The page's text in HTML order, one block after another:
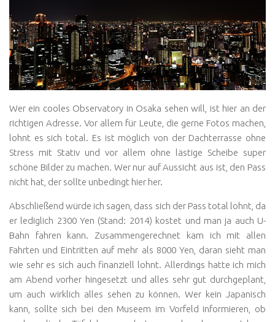
Wer ein cooles Observatory in Osaka sehen will, ist hier an der
richtigen Adresse. Vor allem für Leute, die gerne Fotos machen,
lohnt es sich total. Es ist möglich von der Dachterrasse ohne
Stress mit Stativ und vor allem ohne lästige Scheibe super
schöne Bilder zu machen. Wer nur auf Aussicht aus ist, den Pass
nicht hat, der sollte unbedingt hier her.
Abschließend würde ich sagen, dass sich der Pass total lohnt, da
er lediglich 2300 Yen (Stand: 2014) kostet und man ja auch U-
Bahn fahren kann. Zusammengerechnet kam ich mit allen
Fahrten und Eintritten auf mehr als 8000 Yen, daran sieht man
wie sehr es sich auch finanziell lohnt. Allerdings hatte ich mich
am Abend vorher hingesetzt und alles sehr gut durchgeplant,
um auch wirklich alles sehen zu können. Wer kein Japanisch
kann, sollte sich bei den Museem im Vorfeld informieren, ob